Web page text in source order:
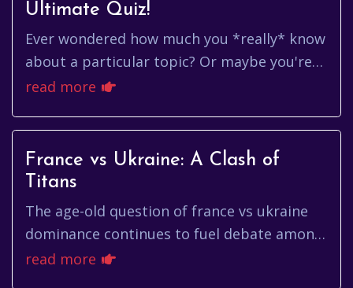
Ultimate Quiz!
Ever wondered how much you *really* know
about a particular topic? Or maybe you're
just looking for a fun way to kill some time
read more
France vs Ukraine: A Clash of
Titans
The age-old question of france vs ukraine
dominance continues to fuel debate among
football enthusiasts. It's not just about
read more